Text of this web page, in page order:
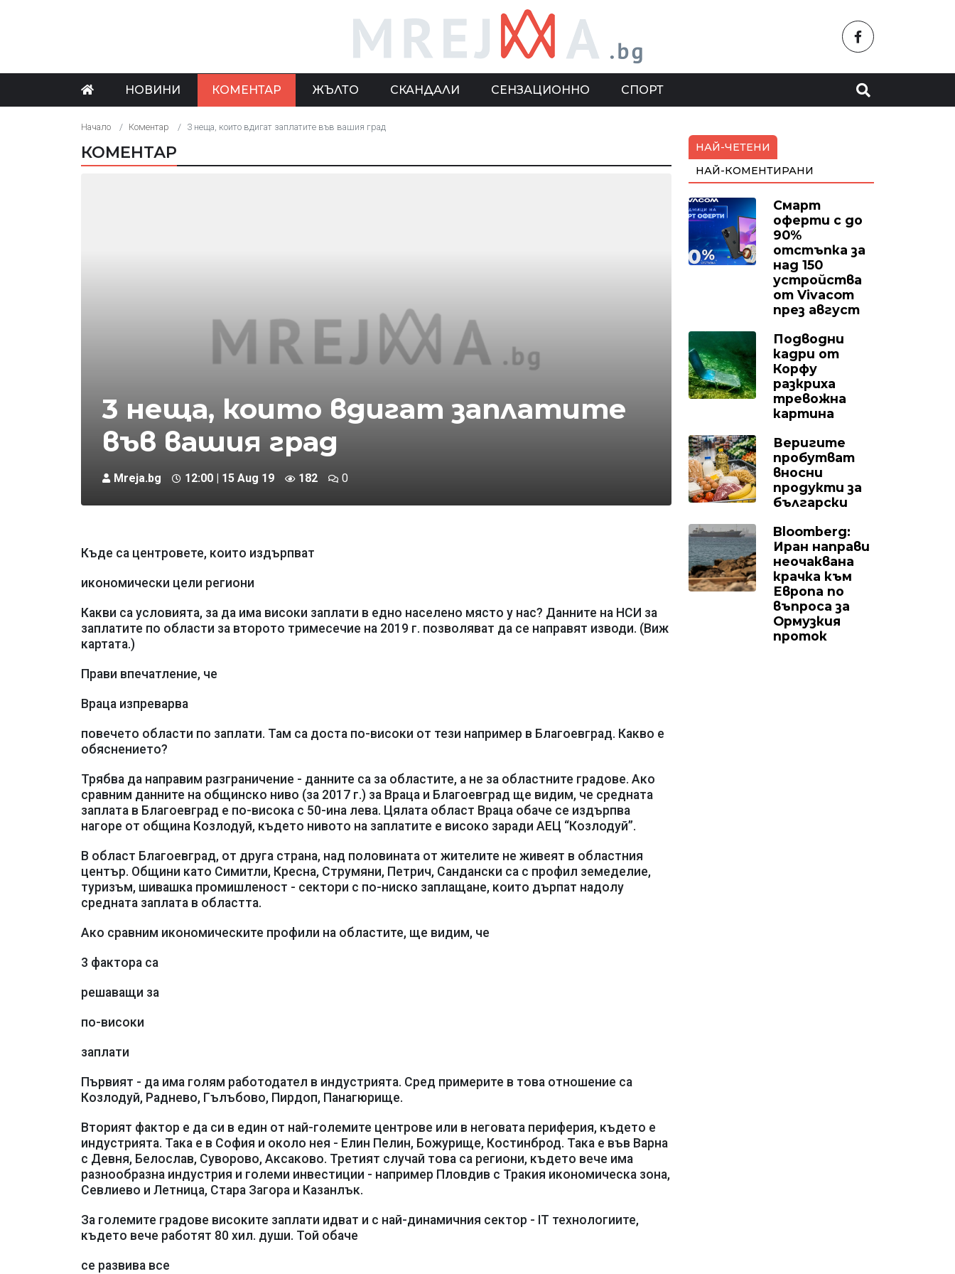
НОВИНИ КОМЕНТАР ЖЪЛТО СКАНДАЛИ СЕНЗАЦИОННО СПОРТ
Начало Коментар 3 неща, които вдигат заплатите във вашия град
КОМЕНТАР
3 неща, които вдигат заплатите
във вашия град
Mreja.bg 12:00 | 15 Aug 19 182 0
Къде са центровете, които издърпват
икономически цели региони
Какви са условията, за да има високи заплати в едно населено място у нас? Данните на НСИ за
заплатите по области за второто тримесечие на 2019 г. позволяват да се направят изводи. (Виж
картата.)
Прави впечатление, че
Враца изпреварва
повечето области по заплати. Там са доста по-високи от тези например в Благоевград. Какво е
обяснението?
Трябва да направим разграничение - данните са за областите, а не за областните градове. Ако
сравним данните на общинско ниво (за 2017 г.) за Враца и Благоевград ще видим, че средната
заплата в Благоевград е по-висока с 50-ина лева. Цялата област Враца обаче се издърпва
нагоре от община Козлодуй, където нивото на заплатите е високо заради АЕЦ “Козлодуй”.
В област Благоевград, от друга страна, над половината от жителите не живеят в областния
център. Общини като Симитли, Кресна, Струмяни, Петрич, Сандански са с профил земеделие,
туризъм, шивашка промишленост - сектори с по-ниско заплащане, които дърпат надолу
средната заплата в областта.
Ако сравним икономическите профили на областите, ще видим, че
3 фактора са
решаващи за
по-високи
заплати
Първият - да има голям работодател в индустрията. Сред примерите в това отношение са
Козлодуй, Раднево, Гълъбово, Пирдоп, Панагюрище.
Вторият фактор е да си в един от най-големите центрове или в неговата периферия, където е
индустрията. Така е в София и около нея - Елин Пелин, Божурище, Костинброд. Така е във Варна
с Девня, Белослав, Суворово, Аксаково. Третият случай това са региони, където вече има
разнообразна индустрия и големи инвестиции - например Пловдив с Тракия икономическа зона,
Севлиево и Летница, Стара Загора и Казанлък.
За големите градове високите заплати идват и с най-динамичния сектор - IT технологиите,
където вече работят 80 хил. души. Той обаче
се развива все
НАЙ-ЧЕТЕНИ
НАЙ-КОМЕНТИРАНИ
Смарт
оферти с до
90%
отстъпка за
над 150
устройства
от Vivacom
през август
Подводни
кадри от
Корфу
разкриха
тревожна
картина
Веригите
пробутват
вносни
продукти за
български
Bloomberg:
Иран направи
неочаквана
крачка към
Европа по
въпроса за
Ормузкия
проток